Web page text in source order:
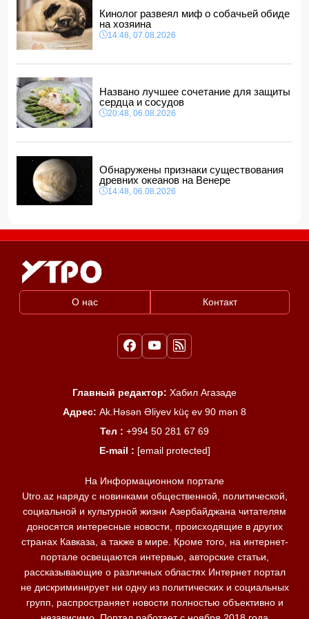
12:40, 07.08.2026
Кинолог развеял миф о собачьей обиде
на хозяина
14:48, 07.08.2026
Названо лучшее сочетание для защиты
сердца и сосудов
20:48, 06.08.2026
Обнаружены признаки существования
древних океанов на Венере
14:48, 06.08.2026
О нас Контакт
Главный редактор: Хабил Агазаде
Адрес: Ak.Həsən Əliyev küç ev 90 mən 8
Тел : +994 50 281 67 69
E-mail : [email protected]
На Информационном портале
Utro.az наряду с новинками общественной, политической,
социальной и культурной жизни Азербайджана читателям
доносятся интересные новости, происходящие в других
странах Кавказа, а также в мире. Кроме того, на интернет-
портале освещаются интервью, авторские статьи,
рассказывающие о различных областях Интернет портал
не дискриминирует ни одну из политических и социальных
групп, распространяет новости полностью объективно и